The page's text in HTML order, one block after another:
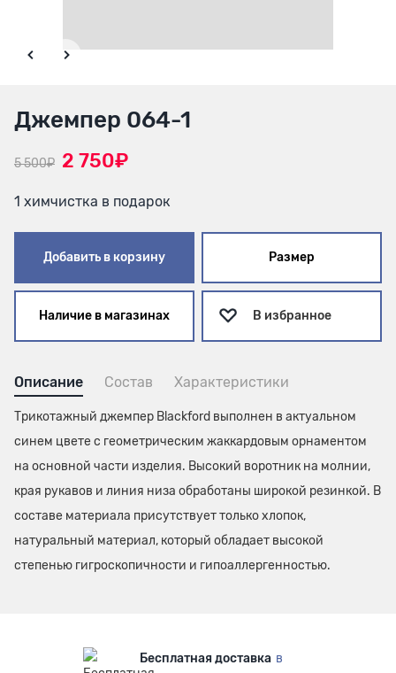
Джемпер 064-1
5 500₽ 2 750₽
1 химчистка в подарок
Добавить в корзину Размер
Наличие в магазинах В избранное
Описание Состав Характеристики
Трикотажный джемпер Blackford выполнен в актуальном
синем цвете с геометрическим жаккардовым орнаментом
на основной части изделия. Высокий воротник на молнии,
края рукавов и линия низа обработаны широкой резинкой. В
составе материала присутствует только хлопок,
натуральный материал, который обладает высокой
степенью гигроскопичности и гипоаллергенностью.
Бесплатная доставка в